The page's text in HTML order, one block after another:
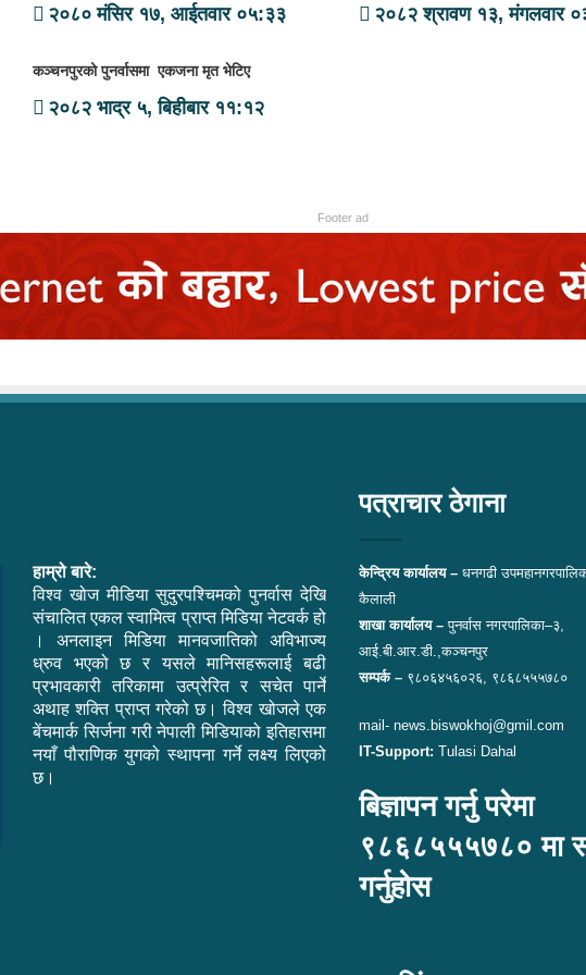
२०८० मंसिर १७, आईतवार ०५:३३
२०८२ श्रावण १३, मंगलवार
कञ्चनपुरको पुनर्वासमा एकजना मृत भेटिए
२०८२ भाद्र ५, बिहीबार ११:१२
Footer ad
हाम्रो बारे:
विश्व खोज मीडिया सुदुरपश्चिमको पुनर्वास देखि
संचालित एकल स्वामित्व प्राप्त मिडिया नेटवर्क हो
। अनलाइन मिडिया मानवजातिको अविभाज्य
ध्रुव भएको छ र यसले मानिसहरूलाई बढी
प्रभावकारी तरिकामा उत्प्रेरित र सचेत पार्ने
अथाह शक्ति प्राप्त गरेको छ। विश्व खोजले एक
बेंचमार्क सिर्जना गरी नेपाली मिडियाको इतिहासमा
नयाँ पौराणिक युगको स्थापना गर्ने लक्ष्य लिएको
छ।
पत्राचार ठेगाना
केन्द्रिय कार्यालय – धनगढी
कैलाली
शाखा कार्यालय –पुनर्वास नगरपालिका–३,
आई.बी.आर.डी.,कञ्चनपुर
सम्पर्क – ९८०६४५६०२६, ९८६८५५५७८०
mail- news.biswokhoj@gmil.com
IT-Support: Tulasi Dahal
बिज्ञापन गर्नु परेमा
९८६८५५५७८० मा
गर्नुहोस